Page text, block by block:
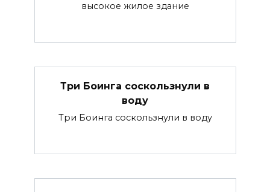
высокое жилое здание
Три Боинга соскользнули в
воду
Три Боинга соскользнули в воду